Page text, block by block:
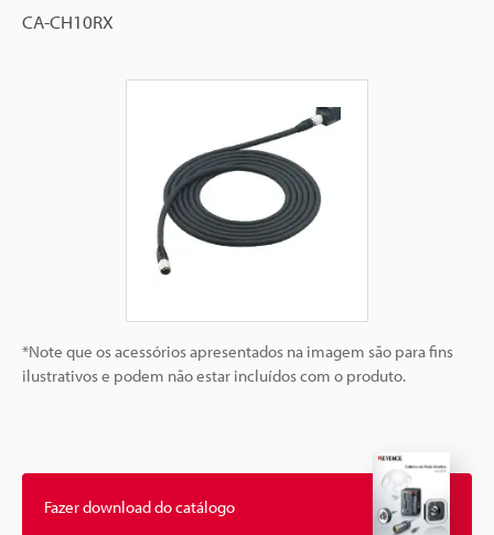
CA-CH10RX
*Note que os acessórios apresentados na imagem são para fins
ilustrativos e podem não estar incluídos com o produto.
Fazer download do catálogo